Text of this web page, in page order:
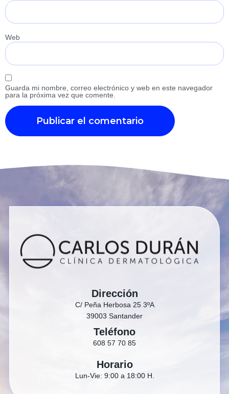
Web
Guarda mi nombre, correo electrónico y web en este navegador
para la próxima vez que comente.
Dirección
C/ Peña Herbosa 25 3ºA
39003 Santander
Teléfono
608 57 70 85
Horario
Lun-Vie: 9:00 a 18:00 H.